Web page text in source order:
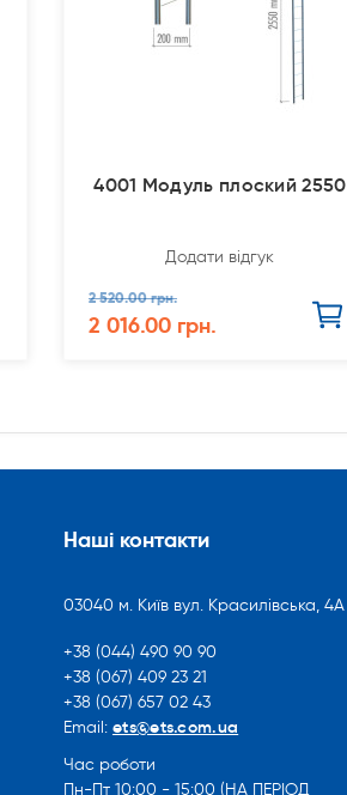
4001 Модуль плоский 2550
Додати відгук
2 520.00 грн.
2 016.00 грн.
Наші контакти
03040 м. Київ вул. Красилівська, 4А
+38 (044) 490 90 90
+38 (067) 409 23 21
+38 (067) 657 02 43
Email: ets@ets.com.ua
Час роботи
Пн-Пт 10:00 - 15:00 (НА ПЕРІОД